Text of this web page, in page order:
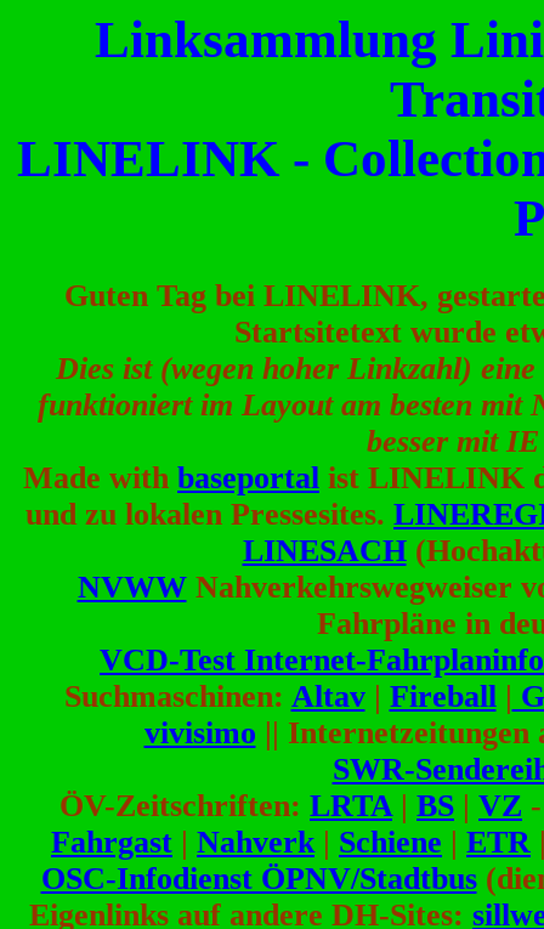
Linksammlung
LINELINK -
Guten Tag bei LINELINK,
Startsitetext wurde
Dies ist (wegen hoher Linkzahl)
funktioniert im Layout am besten mit
besser mit
Made with baseportal ist LINELINK
und zu lokalen Pressesites.
LINESACH
NVWWNahverkehrswegweiser
Fahrpläne in
VCD-Test Internet-
Suchmaschinen: Altav| Fireball|
vivisimo ||
SWR-
ÖV-Zeitschriften: LRTA| BS | VZ
Fahrgast | Nahverk| Schiene | ETR
OSC-Infodienst ÖPNV/Stadtbus
Eigenlinks auf andere DH-Sites: